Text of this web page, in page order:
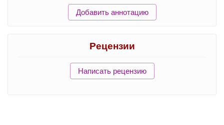
Добавить аннотацию
Рецензии
Написать рецензию